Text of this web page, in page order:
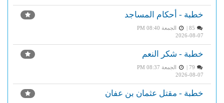
خطبة - أحكام المساجد
الجمعة PM 08:40
2026-08-07
خطبة - شكر النعم
الجمعة PM 08:37
2026-08-07
خطبة - مقتل عثمان بن عفان